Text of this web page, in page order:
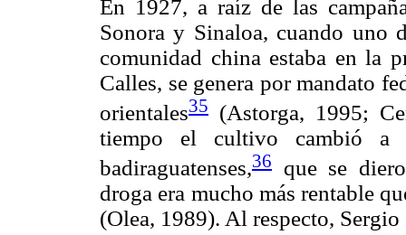
En 1927, a raíz de las
Sonora y Sinaloa, cuando uno
comunidad china estaba en la
Calles, se genera por mandato
orientales35
(Astorga, 1995;
tiempo el cultivo cambió a
badiraguatenses,36
que se
droga era mucho más rentable
(Olea, 1989). Al respecto, Sergio